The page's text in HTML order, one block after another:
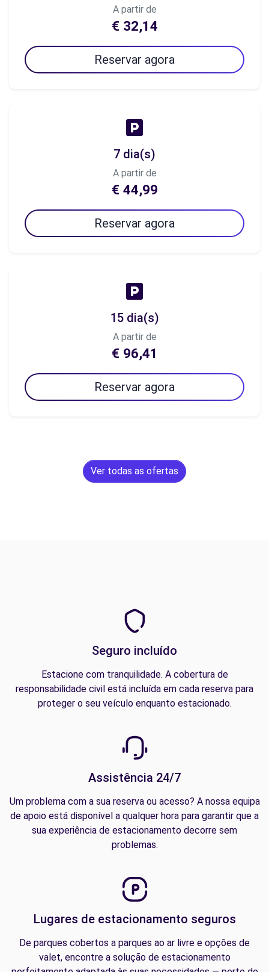
A partir de
€ 32,14
Reservar agora
7 dia(s)
A partir de
€ 44,99
Reservar agora
15 dia(s)
A partir de
€ 96,41
Reservar agora
Ver todas as ofertas
Seguro incluído
Estacione com tranquilidade. A cobertura de
responsabilidade civil está incluída em cada reserva para
proteger o seu veículo enquanto estacionado.
Assistência 24/7
Um problema com a sua reserva ou acesso? A nossa equipa
de apoio está disponível a qualquer hora para garantir que a
sua experiência de estacionamento decorre sem
problemas.
Lugares de estacionamento seguros
De parques cobertos a parques ao ar livre e opções de
valet, encontre a solução de estacionamento